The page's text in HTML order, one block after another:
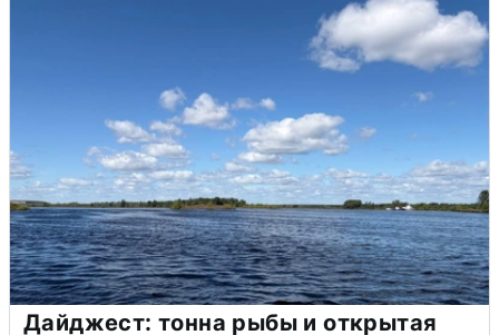
Дайджест: тонна рыбы и открытая